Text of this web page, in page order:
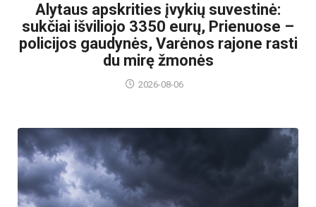
Alytaus apskrities įvykių suvestinė:
sukčiai išviliojo 3350 eurų, Prienuose –
policijos gaudynės, Varėnos rajone rasti
du mirę žmonės
2026-08-06